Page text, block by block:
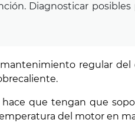
Diagnosticar
regular
que tengan que
del motor en